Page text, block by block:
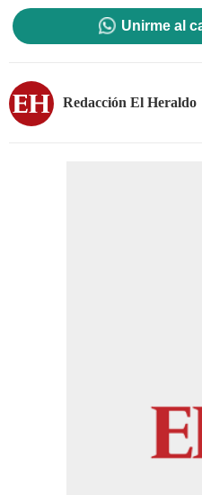
Unirme al
Redacción El Heraldo